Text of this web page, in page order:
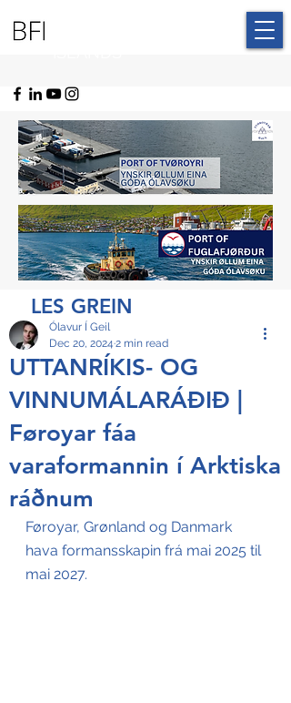
LES GREIN
UTTANRÍKIS- OG
VINNUMÁLARÁÐIÐ |
Føroyar fáa
varaformannin í Arktiska
ráðnum
Ólavur Í Geil
Dec 20, 2024 2 min read
Føroyar, Grønland og Danmark
hava formansskapin frá mai 2025 til
mai 2027.